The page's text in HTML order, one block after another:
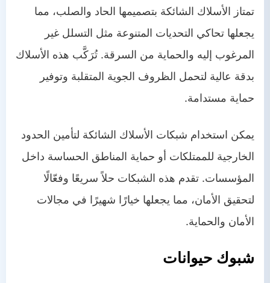
تمتاز الأسلاك الشائكة بتصميمها الحاد والصلب، مما
يجعلها تحاكي التحديات المتنوعة مثل التسلل غير
المرغوب إليه والحماية من السرقة. تُرَكَّب هذه الأسلاك
بدقة عالية لتحمل الظروف الجوية المتقلبة وتوفير
حماية مستدامة.
يمكن استخدام شبكات الأسلاك الشائكة لتأمين الحدود
الخارجية للممتلكات أو حماية المناطق الحساسة داخل
المؤسسات. تقدم هذه الشبكات حلاً سريعًا وفعّالًا
لتحقيق الأمان، مما يجعلها خيارًا شهيرًا في مجالات
الأمان والحماية.
شبوك حيوانات